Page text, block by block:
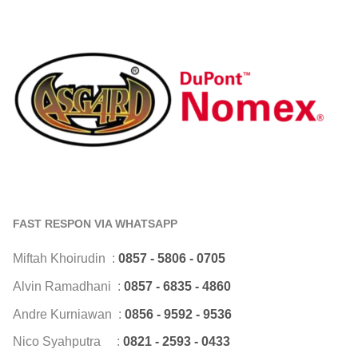
FAST RESPON VIA WHATSAPP
Miftah Khoirudin : 0857 - 5806 - 0705
Alvin Ramadhani : 0857 - 6835 - 4860
Andre Kurniawan : 0856 - 9592 - 9536
Nico Syahputra : 0821 - 2593 - 0433